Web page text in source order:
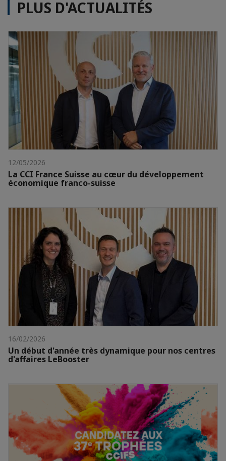
PLUS D'ACTUALITÉS
12/05/2026
La CCI France Suisse au cœur du développement
économique franco-suisse
16/02/2026
Un début d'année très dynamique pour nos centres
d'affaires LeBooster